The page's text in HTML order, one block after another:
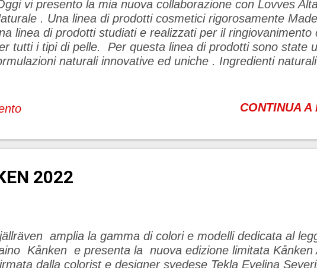
vi presento la mia nuova collaborazione con Lovves
. Una linea di prodotti cosmetici rigorosamente
linea di prodotti studiati e realizzati per il ringiovanimento
tutti i tipi di pelle. Per questa linea di prodotti sono state
naturali innovative ed uniche . Ingredienti naturali
cosmetici Lovves non contengono allergeni ne
cutanea e analisi chimiche e batteriologiche. I
Le materie prime utilizzate per la realizzazione dei
CONTINUA A
2022
amplia la gamma di colori e modelli dedicata al
Kånken e presenta la nuova edizione limitata Kånken
dalla colorist e designer svedese Tekla Evelina